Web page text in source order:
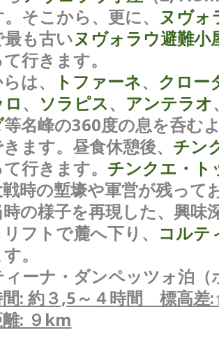
そこから、更に、 ヌヴォ
最も古いヌヴォラウ避難小
行きます。
は、
トファーネ、 クロー
、 ソラピス、 アンテラオ
等名峰の360度の息を呑む
ます。昼食休憩後、 チン
行きます。 チンクエ・ト
時の塹壕や軍営が残って
の様子を再現した、興味
フトで麓へ下り、 コルテ
。
ィーナ・ダンペッツォ泊
間: 約３,5～４時間 標高
: ９km